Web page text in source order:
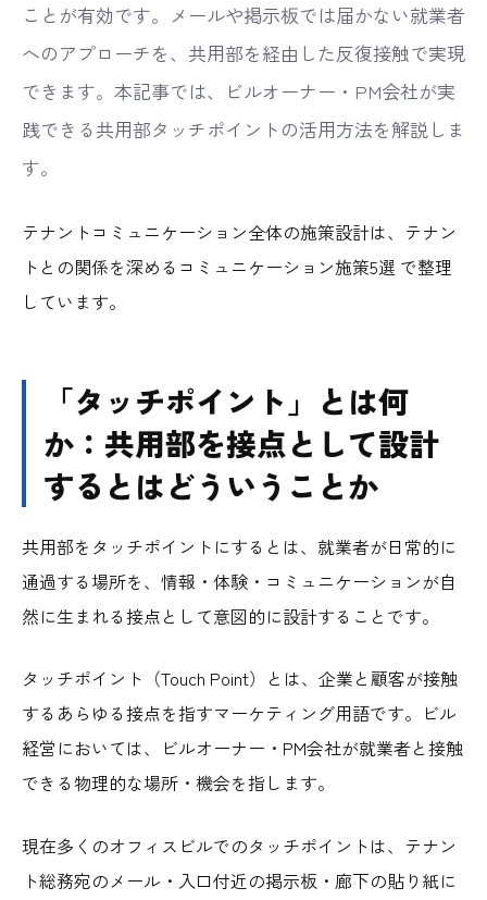
ことが有効です。メールや掲示板では届かない就業者
へのアプローチを、共用部を経由した反復接触で実現
できます。本記事では、ビルオーナー・PM会社が実
践できる共用部タッチポイントの活用方法を解説しま
す。
テナントコミュニケーション全体の施策設計は、 テナン
トとの関係を深めるコミュニケーション施策5選 で整理
しています。
「タッチポイント」とは何
か：共用部を接点として設計
するとはどういうことか
共用部をタッチポイントにするとは、就業者が日常的に
通過する場所を、情報・体験・コミュニケーションが自
然に生まれる接点として意図的に設計することです。
タッチポイント（Touch Point）とは、企業と顧客が接触
するあらゆる接点を指すマーケティング用語です。ビル
経営においては、ビルオーナー・PM会社が就業者と接触
できる物理的な場所・機会を指します。
現在多くのオフィスビルでのタッチポイントは、テナン
ト総務宛のメール・入口付近の掲示板・廊下の貼り紙に